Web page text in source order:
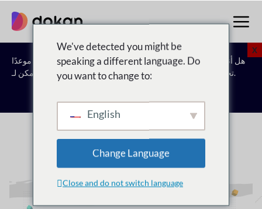
إلى
المحتوى
هل أنت مستعد لاتخاذ الخطوة التالية؟ دع خبراءنا يساعدونك. احجز موعدًا
شاهد كيف يمكن لـ Dokan تحويل رؤية السوق الخاصة بك إلى حقيقة.
X
ثيمات دوكان المتوافقة
We've detected you might be
speaking a different language. Do
you want to change to:
English
Change Language
Close and do not switch language